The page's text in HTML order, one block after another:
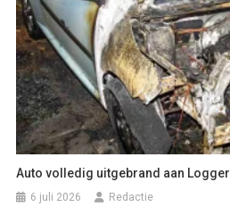
Auto volledig uitgebrand aan Logger
6 juli 2026 Redactie